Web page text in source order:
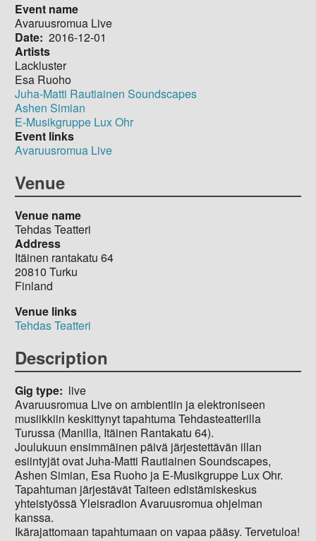
Event name
Avaruusromua Live
Date 2016-12-01
Artists
Lackluster
Esa Ruoho
Juha-Matti Rautiainen Soundscapes
Ashen Simian
E-Musikgruppe Lux Ohr
Event links
Avaruusromua Live
Venue
Venue name
Tehdas Teatteri
Address
Itäinen rantakatu 64
20810 Turku
Finland
Venue links
Tehdas Teatteri
Description
Gig type
live
Avaruusromua Live on ambientiin ja elektroniseen
musiikkiin keskittynyt tapahtuma Tehdasteatterilla
Turussa (Manilla, Itäinen Rantakatu 64).
Joulukuun ensimmäinen päivä järjestettävän illan
esiintyjät ovat Juha-Matti Rautiainen Soundscapes,
Ashen Simian, Esa Ruoho ja E-Musikgruppe Lux Ohr.
Tapahtuman järjestävät Taiteen edistämiskeskus
yhteistyössä Yleisradion Avaruusromua ohjelman
kanssa.
Ikärajattomaan tapahtumaan on vapaa pääsy. Tervetuloa!